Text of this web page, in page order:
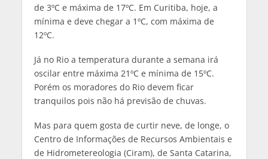
de 3ºC e máxima de 17ºC. Em Curitiba, hoje, a
mínima e deve chegar a 1ºC, com máxima de
12ºC.
Já no Rio a temperatura durante a semana irá
oscilar entre máxima 21ºC e mínima de 15ºC.
Porém os moradores do Rio devem ficar
tranquilos pois não há previsão de chuvas.
Mas para quem gosta de curtir neve, de longe, o
Centro de Informações de Recursos Ambientais e
de Hidrometereologia (Ciram), de Santa Catarina,